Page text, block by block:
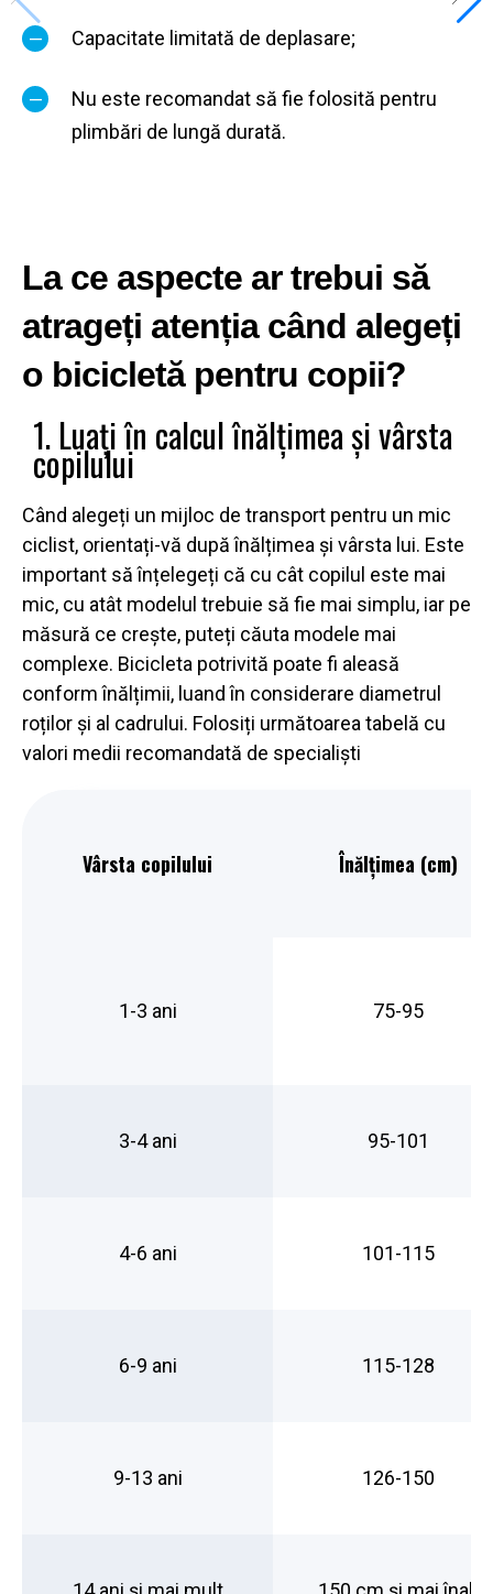
Capacitate limitată de deplasare;
Nu este recomandat să fie folosită pentru
plimbări de lungă durată.
La ce aspecte ar trebui să
atrageți atenția când alegeți
o bicicletă pentru copii?
1. Luați în calcul înălțimea și vârsta
copilului
Când alegeți un mijloc de transport pentru un mic
ciclist, orientați-vă după înălțimea și vârsta lui. Este
important să înțelegeți că cu cât copilul este mai
mic, cu atât modelul trebuie să fie mai simplu, iar pe
măsură ce crește, puteți căuta modele mai
complexe. Bicicleta potrivită poate fi aleasă
conform înălțimii, luand în considerare diametrul
roților și al cadrului. Folosiți următoarea tabelă cu
valori medii recomandată de specialiști
Vârsta copilului Înălțimea (cm)
1-3 ani 75-95
3-4 ani 95-101
4-6 ani 101-115
6-9 ani 115-128
9-13 ani 126-150